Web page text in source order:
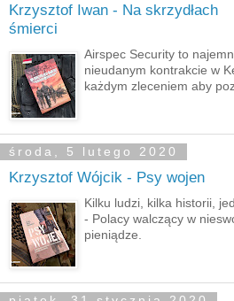
Krzysztof Iwan - Na skrzydłach
śmierci
Airspec Security to
nieudanym kontrakcie w
każdym zleceniem aby
środa, 5 lutego 2020
Krzysztof Wójcik - Psy wojen
Kilku ludzi, kilka historii,
- Polacy walczący w
pieniądze.